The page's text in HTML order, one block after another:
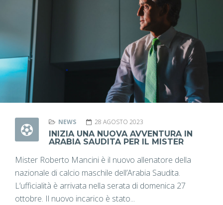
NEWS 28 AGOSTO 2023
INIZIA UNA NUOVA AVVENTURA IN
ARABIA SAUDITA PER IL MISTER
Mister Roberto Mancini è il nuovo allenatore della
nazionale di calcio maschile dell’Arabia Saudita.
L’ufficialità è arrivata nella serata di domenica 27
ottobre. Il nuovo incarico è stato...